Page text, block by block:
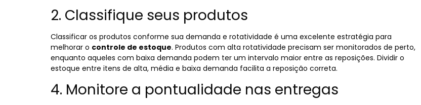
2. Classifique seus produtos
Classificar os produtos conforme sua demanda e rotatividade é uma excelente estratégia para
melhorar o controle de estoque. Produtos com alta rotatividade precisam ser monitorados de perto,
enquanto aqueles com baixa demanda podem ter um intervalo maior entre as reposições. Dividir o
estoque entre itens de alta, média e baixa demanda facilita a reposição correta.
4. Monitore a pontualidade nas entregas